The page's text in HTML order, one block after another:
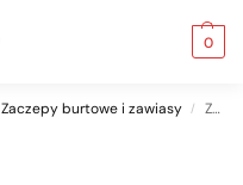
0
Zaczepy burtowe i zawiasy / Zawiasy